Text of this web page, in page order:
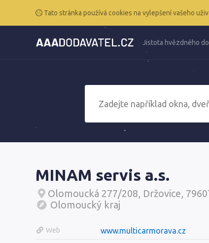
Tato stránka používá cookies na vylepšení vašeho
Jistota hvězdného
MINAM servis a.s.
Olomoucká 277/208, Držovice,
Olomoucký kraj
Web www.multicarmorava.cz